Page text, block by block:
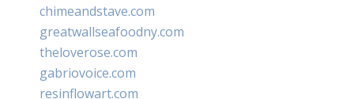
chimeandstave.com
greatwallseafoodny.com
theloverose.com
gabriovoice.com
resinflowart.com